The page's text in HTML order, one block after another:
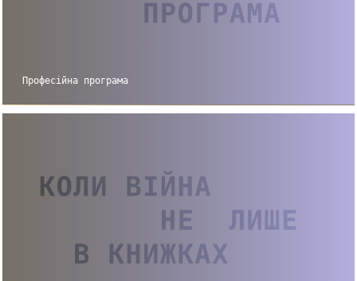
Професійна програма